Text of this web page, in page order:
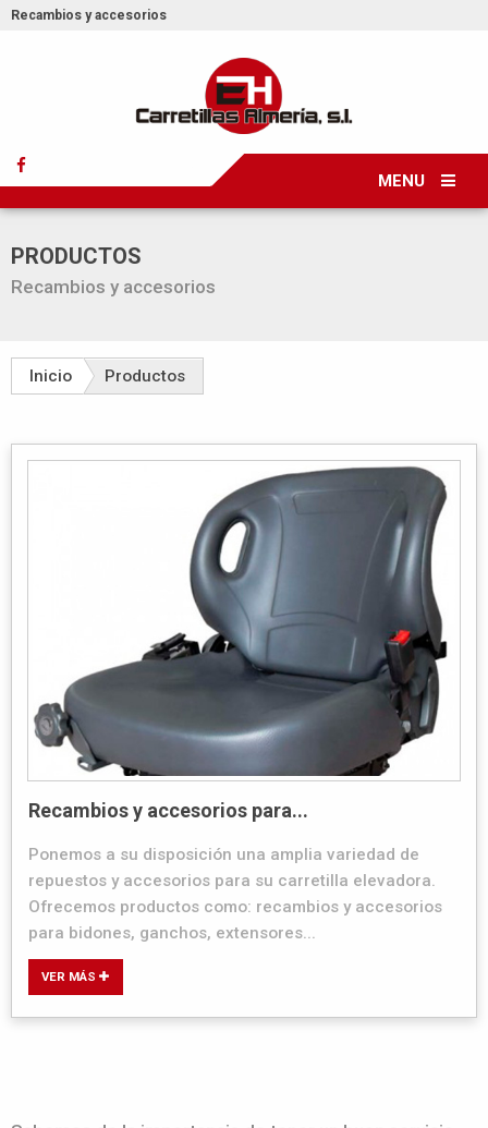
Recambios y accesorios
MENU
PRODUCTOS
Recambios y accesorios
Inicio Productos
Recambios y accesorios para...
Ponemos a su disposición una amplia variedad de
repuestos y accesorios para su carretilla elevadora.
Ofrecemos productos como: recambios y accesorios
para bidones, ganchos, extensores...
VER MÁS